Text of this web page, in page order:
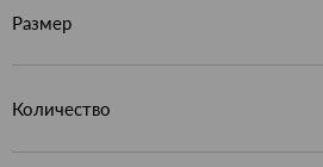
Размер
Количество